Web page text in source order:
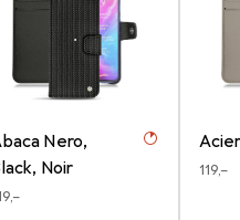
Nero,
Noir
EUR
119,–